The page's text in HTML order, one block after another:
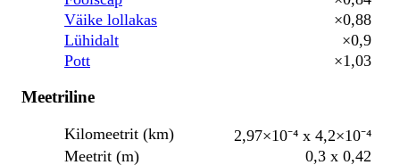
Väike lollakas
×0,88
Lühidalt
×0,9
Pott
×1,03
Meetriline
Kilomeetrit (km)
2,97×10⁻⁴ x 4,2×10⁻⁴
Meetrit (m)
0,3 x 0,42